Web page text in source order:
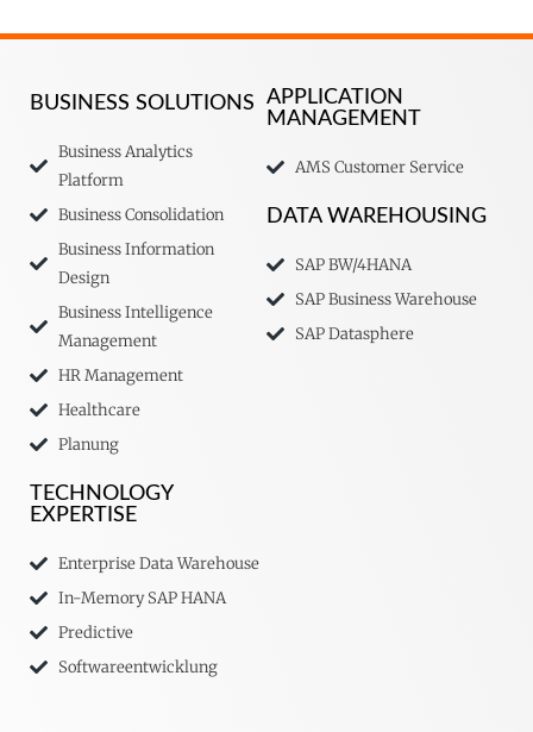
BUSINESS SOLUTIONS
Business Analytics
Platform
Business Consolidation
Business Information
Design
Business Intelligence
Management
HR Management
Healthcare
Planung
TECHNOLOGY
EXPERTISE
Enterprise Data Warehouse
In-Memory SAP HANA
Predictive
Softwareentwicklung
APPLICATION
MANAGEMENT
AMS Customer Service
DATA WAREHOUSING
SAP BW/4HANA
SAP Business Warehouse
SAP Datasphere